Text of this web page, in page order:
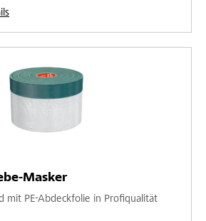
Masker
mit PE-Abdeckfolie in Profiqualität